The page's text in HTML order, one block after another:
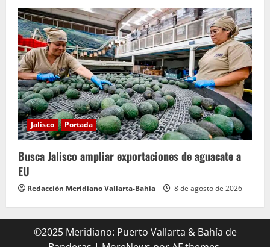
Jalisco Portada
Busca Jalisco ampliar exportaciones de aguacate a
EU
Redacción Meridiano Vallarta-Bahía 8 de agosto de 2026
©2025 Meridiano: Puerto Vallarta & Bahía de